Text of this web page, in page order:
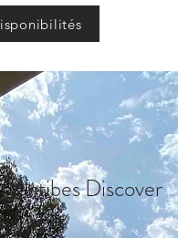
Antibes Discover